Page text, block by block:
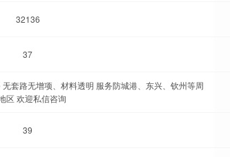
32136
37
套路无增项、材料透明 服务防城港、东兴、钦州等周
区 欢迎私信咨询
39